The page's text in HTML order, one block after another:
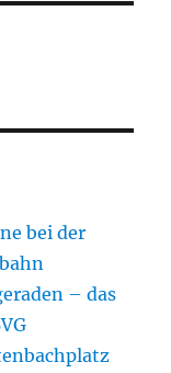
bei der
– das